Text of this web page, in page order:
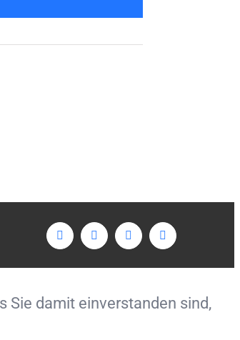
FacebookTwitter LinkedInInstagram
Sie damit einverstanden sind,